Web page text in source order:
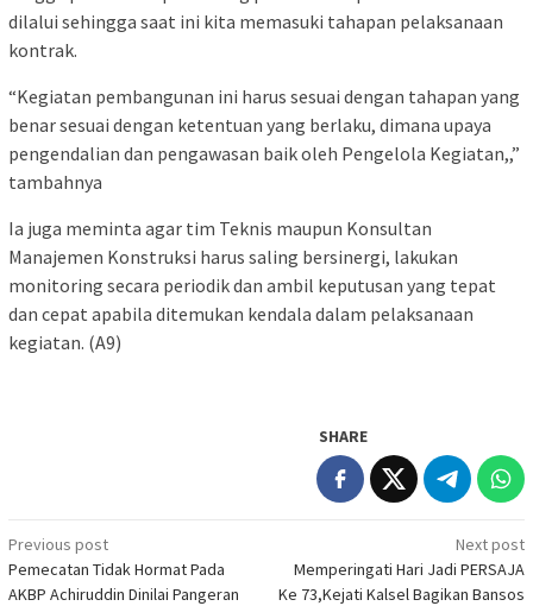
dilalui sehingga saat ini kita memasuki tahapan pelaksanaan
kontrak.
“Kegiatan pembangunan ini harus sesuai dengan tahapan yang
benar sesuai dengan ketentuan yang berlaku, dimana upaya
pengendalian dan pengawasan baik oleh Pengelola Kegiatan,,”
tambahnya
Ia juga meminta agar tim Teknis maupun Konsultan
Manajemen Konstruksi harus saling bersinergi, lakukan
monitoring secara periodik dan ambil keputusan yang tepat
dan cepat apabila ditemukan kendala dalam pelaksanaan
kegiatan. (A9)
SHARE
Post
navigation
Previous post
Pemecatan Tidak Hormat Pada
AKBP Achiruddin Dinilai Pangeran
Next post
Memperingati Hari Jadi PERSAJA
Ke 73,Kejati Kalsel Bagikan Bansos